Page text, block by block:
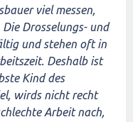
viel messen,
Drosselungs- und
und stehen oft in
Deshalb ist
Kind des
wirds nicht recht
Arbeit nach,